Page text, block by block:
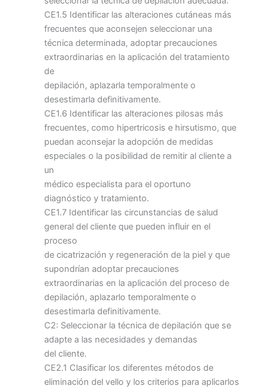
CE1.5 Identificar las alteraciones cutáneas más
frecuentes que aconsejen seleccionar una
técnica determinada, adoptar precauciones
extraordinarias en la aplicación del tratamiento
de
depilación, aplazarla temporalmente o
desestimarla definitivamente.
CE1.6 Identificar las alteraciones pilosas más
frecuentes, como hipertricosis e hirsutismo, que
puedan aconsejar la adopción de medidas
especiales o la posibilidad de remitir al cliente a
un
médico especialista para el oportuno
diagnóstico y tratamiento.
CE1.7 Identificar las circunstancias de salud
general del cliente que pueden influir en el
proceso
de cicatrización y regeneración de la piel y que
supondrían adoptar precauciones
extraordinarias en la aplicación del proceso de
depilación, aplazarlo temporalmente o
desestimarla definitivamente.
C2: Seleccionar la técnica de depilación que se
adapte a las necesidades y demandas
del cliente.
CE2.1 Clasificar los diferentes métodos de
eliminación del vello y los criterios para aplicarlos